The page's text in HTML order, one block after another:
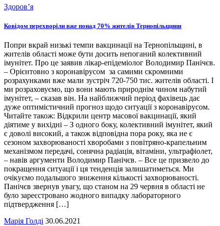
Здоров’я
Ковідом перехворіли вже понад 70% жителів Тернопільщини
Попри вкрай низькі темпи вакцинації на Тернопільщині, в
жителів області може бути досить непоганий колективний
імунітет. Про це заявив лікар-епідеміолог Володимир Панічєв.
– Орієнтовно з коронавірусом за самими скромними
розрахунками вже мали зустріч 720-750 тис. жителів області. І
ми розраховуємо, що вони мають природнім чином набутий
імунітет, – сказав він. На найближчий період фахівець дає
дуже оптимістичний прогноз щодо ситуації з коронавірусом.
Читайте також: Відкрили центр масової вакцинації, який
діятиме у вихідні – З одного боку, колективний імунітет, який
є доволі високий, а також відповідна пора року, яка не є
сезоном захворюваності хворобами з повітряно-крапельним
механізмом передачі, сонячна радіація, вітаміни, ультрафіолет,
– навів аргументи Володимир Панічєв. – Все це призвело до
покращення ситуації і ця тенденція залишатиметься. Ми
очікуємо подальшого зниження кількості захворюваності.
Панічєв звернув увагу, що станом на 29 червня в області не
було зареєстровано жодного випадку лабораторного
підтвердження […]
Марія Голді 30.06.2021